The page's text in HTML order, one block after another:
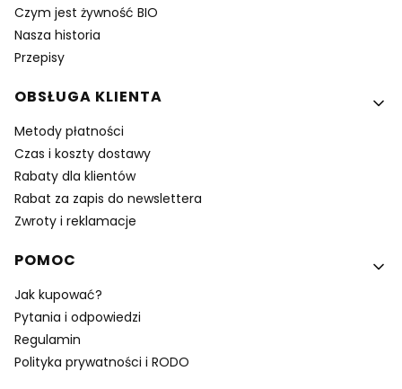
Czym jest żywność BIO
Nasza historia
Przepisy
OBSŁUGA KLIENTA
Metody płatności
Czas i koszty dostawy
Rabaty dla klientów
Rabat za zapis do newslettera
Zwroty i reklamacje
POMOC
Jak kupować?
Pytania i odpowiedzi
Regulamin
Polityka prywatności i RODO